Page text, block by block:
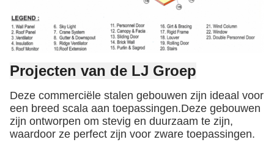
Projecten van de LJ Groep
Deze commerciële stalen gebouwen zijn ideaal voor
een breed scala aan toepassingen.Deze gebouwen
zijn ontworpen om stevig en duurzaam te zijn,
waardoor ze perfect zijn voor zware toepassingen.